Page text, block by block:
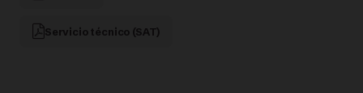
Servicio técnico (SAT)